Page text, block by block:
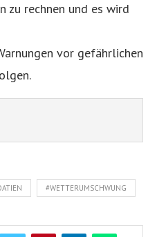
zu rechnen und es wird
vor gefährlichen
#WETTERUMSCHWUNG